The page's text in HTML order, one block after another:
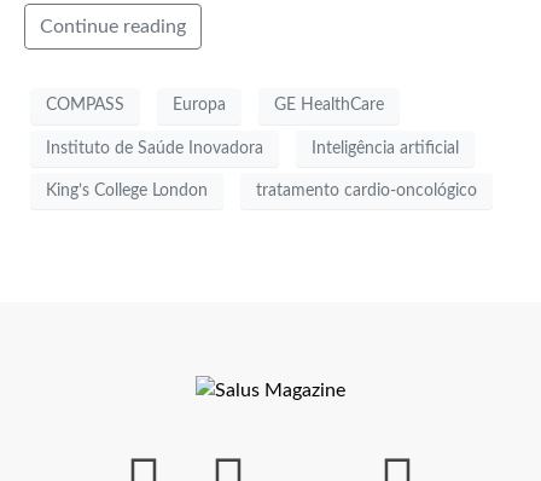
Continue reading
COMPASS Europa GE HealthCare
Instituto de Saúde Inovadora Inteligência artificial
King’s College London tratamento cardio-oncológico